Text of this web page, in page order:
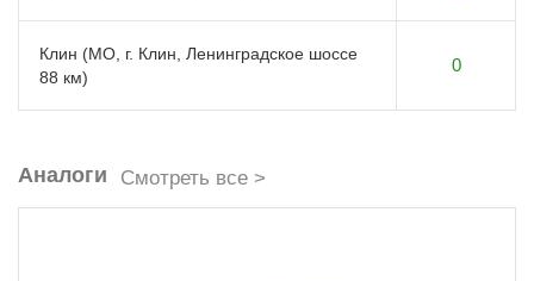
Клин (МО, г. Клин, Ленинградское шоссе
88 км)
0
Аналоги Смотреть все >